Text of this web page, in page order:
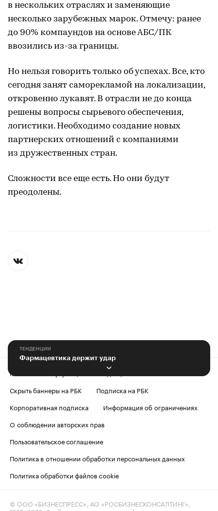
в нескольких отраслях и заменяющие
несколько зарубежных марок. Отмечу: ранее
до 90% компаундов на основе АБС/ПК
ввозились из-за границы.
Но нельзя говорить только об успехах. Все, кто
сегодня занят саморекламой на локализации,
откровенно лукавят. В отрасли не до конца
решены вопросы сырьевого обеспечения,
логистики. Необходимо создание новых
партнерских отношений с компаниями
из дружественных стран.
Сложности все еще есть. Но они будут
преодолены.
ТЕНДЕНЦИИ
Фармацевтика держит удар
Контактная информация
Редакция
Скрыть баннеры на РБК
Подписка на РБК
Корпоративная подписка
Информация об ограничениях
О соблюдении авторских прав
Пользовательское соглашение
Политика в отношении обработки персональных данных
Политика обработки файлов cookie
© ООО «БИЗНЕСПРЕСС», АО «РОСБИЗНЕСКОНСАЛТИНГ»,